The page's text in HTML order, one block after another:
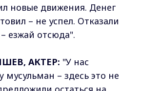
новые движения. Денег
– не успел. Отказали
езжай отсюда".
АКТЕР: "У нас
мусульман – здесь это не